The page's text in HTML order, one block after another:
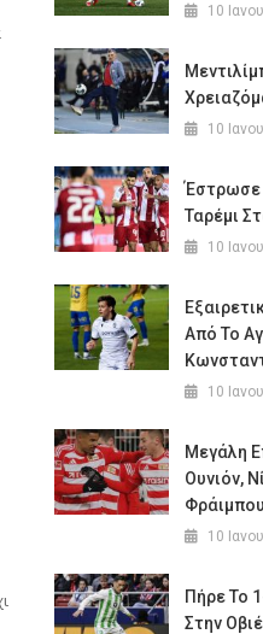
10
10
Έστρωσε
Ταρέμι
10
Από Το
10
Μεγάλη
Ουνιόν,
10
Πήρε Το
Στην